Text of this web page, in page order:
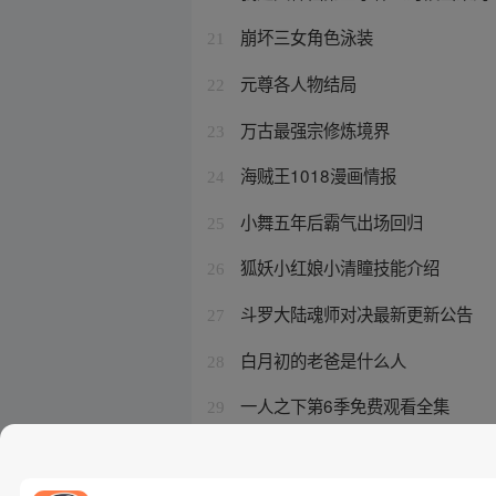
21 崩坏三女角色泳装
22 元尊各人物结局
23 万古最强宗修炼境界
24 海贼王1018漫画情报
25 小舞五年后霸气出场回归
26 狐妖小红娘小清瞳技能介绍
27 斗罗大陆魂师对决最新更新公告
28 白月初的老爸是什么人
29 一人之下第6季免费观看全集